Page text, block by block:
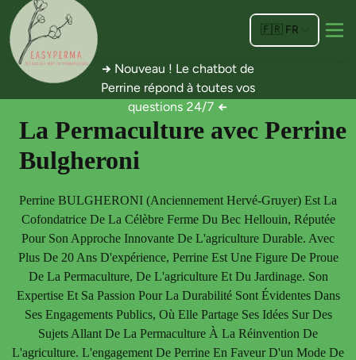
🇫🇷 FR
→ Nouveau ! Le chatbot de
Perrine répond à toutes vos
questions 24/7 ←
La Permaculture avec Perrine
Bulgheroni
Perrine BULGHERONI (anciennement Hervé-Gruyer) Est La
Cofondatrice De La Célèbre Ferme Du Bec Hellouin, Réputée
Pour Son Approche Innovante De L'agriculture Durable. Avec
Plus De 20 Ans D'expérience, Perrine Est Une Figure De Proue
De La Permaculture, De L'agriculture Et Du Jardinage. Son
Expertise Et Sa Passion Pour La Durabilité Sont Évidentes Dans
Ses Engagements Publics, Où Elle Partage Ses Idées Sur Des
Sujets Allant De La Permaculture À La Réinvention De
L'agriculture. L'engagement De Perrine En Faveur D'un Mode De